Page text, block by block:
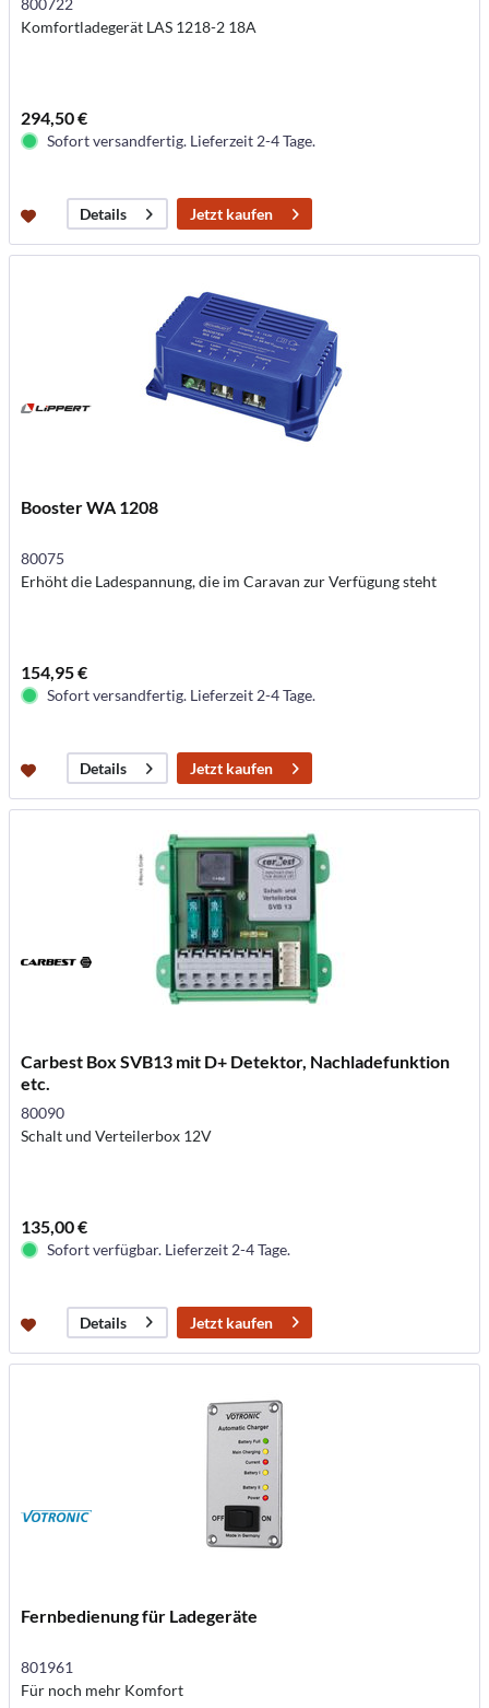
800722
Komfortladegerät LAS 1218-2 18A
294,50 €
Sofort versandfertig. Lieferzeit 2-4 Tage.
Details Jetzt kaufen
Booster WA 1208
80075
Erhöht die Ladespannung, die im Caravan zur Verfügung steht
154,95 €
Sofort versandfertig. Lieferzeit 2-4 Tage.
Details Jetzt kaufen
Carbest Box SVB13 mit D+ Detektor, Nachladefunktion
etc.
80090
Schalt und Verteilerbox 12V
135,00 €
Sofort verfügbar. Lieferzeit 2-4 Tage.
Details Jetzt kaufen
Fernbedienung für Ladegeräte
801961
Für noch mehr Komfort